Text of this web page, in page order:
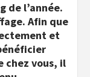
de l’année.
Afin que
et
chez vous, il